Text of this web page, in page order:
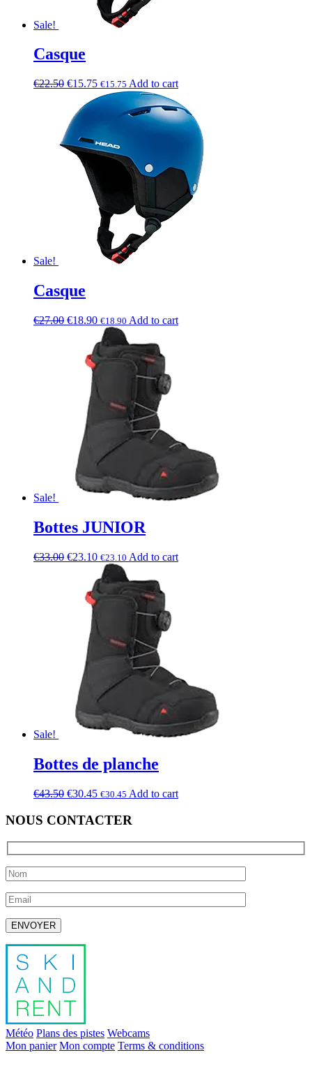
Sale!
Casque
€22.50 €15.75 €15.75 Add to cart
Sale!
Casque
€27.00 €18.90 €18.90 Add to cart
Sale!
Bottes JUNIOR
€33.00 €23.10 €23.10 Add to cart
Sale!
Bottes de planche
€43.50 €30.45 €30.45 Add to cart
NOUS CONTACTER
Laissez ce champ vide.
Météo Plans des pistes Webcams
Mon panier Mon compte Terms & conditions